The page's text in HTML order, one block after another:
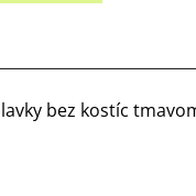
bez kostíc